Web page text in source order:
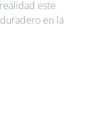
este
en la